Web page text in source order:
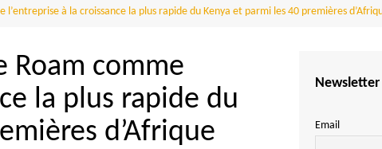
l’entreprise à la croissance la plus rapide du Kenya et parmi les 40 premières
Roam comme
la plus rapide du
d’Afrique
Newsletter
Email